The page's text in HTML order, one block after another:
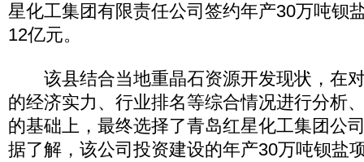
星化工集团有限责任公司签约年产30万吨钡
12亿元。
该县结合当地重晶石资源开发现状，在
的经济实力、行业排名等综合情况进行分析
的基础上，最终选择了青岛红星化工集团公
据了解，该公司投资建设的年产30万吨钡盐